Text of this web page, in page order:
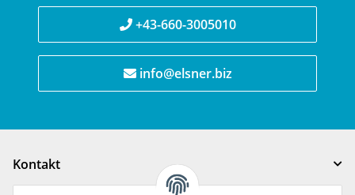
+43-660-3005010
info@elsner.biz
Kontakt